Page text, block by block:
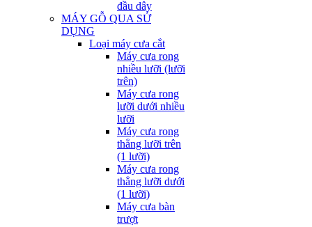
đầu dây
MÁY GỖ QUA SỬ
DỤNG
Loại máy cưa cắt
Máy cưa rong
nhiều lưỡi (lưỡi
trên)
Máy cưa rong
lưỡi dưới nhiều
lưỡi
Máy cưa rong
thẳng lưỡi trên
(1 lưỡi)
Máy cưa rong
thẳng lưỡi dưới
(1 lưỡi)
Máy cưa bàn
trượt